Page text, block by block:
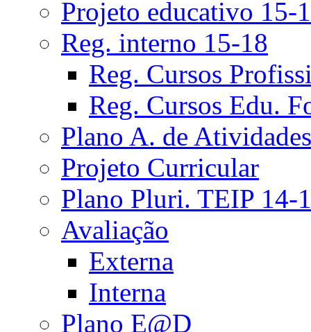
Projeto educativo 15-
Reg. interno 15-18
Reg. Cursos
Reg. Cursos Edu.
Plano A. de Atividades
Projeto Curricular
Plano Pluri. TEIP 14-
Avaliação
Externa
Interna
Plano E@D